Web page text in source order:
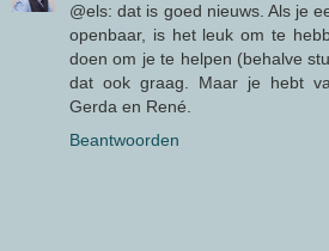
@els: dat is goed nieuws. Als je
openbaar, is het leuk om te
doen om je te helpen (behalve
dat ook graag. Maar je hebt
Gerda en René.
Beantwoorden